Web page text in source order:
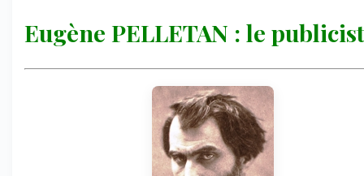
Eugène PELLETAN : le